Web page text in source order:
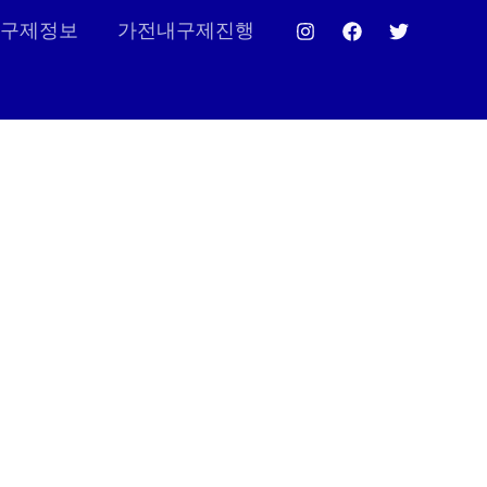
제정보 가전내구제진행